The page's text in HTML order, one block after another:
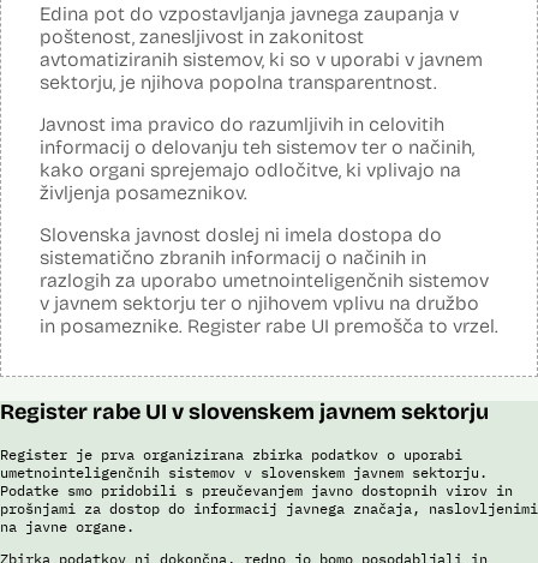
Posodobljeno: 3. december 2024
Sistem avtomatizirano zbira, obdeluje, presoja varnostna tveganja ter
posreduje podatke iz evidence potnikov, prijavljenih na let, in iz
evidence potnikov iz sistema rezervacij letalskih vozovnic. Po
Record) in API (Advanced Passenger Information) v primeru ujemanja
v evidencah policije, SIS in Interpola poda rezultat v obliki "zadetek oz.
ni zadetka" z navedbo sklopa evidenc, v katerih je prišlo do ujemanja,
ter navedbo, ali se ujemanje nanaša na podatke o osebi ali na
podatke o potovalnem dokumentu. V primeru ujemanja poda tudi
podatke, na podlagi katerih je prišlo do ujemanja med preverjenimi
podatki in ocenjevalnimi merili.
Ocenjevalna merila so oblikovana z analitično obdelavo podatkov, pri
čemer se oblikujejo indikatorji tveganja, ki predstavljajo posamezne
podatke, za katere je bilo pri analitični obdelavi ugotovljeno, da
predstavljajo specifične potovalne vzorce storilcev terorističnih in
omogočajo usmerjeno delo policije in drugih pristojnih organov na
na utemeljene razloge v posamičnem primeru posreduje podatke
rezervacij letalskih vozovnic oziroma rezultate njihove obdelave
drugim enotam policije.
Uslužbenci nacionalne enote za informacije o potnikih vsa ujemanja
pri avtomatizirani obdelavi podatkov ter varnostna tveganja
Edina pot do vzpostavljanja javnega zaupanja v
poštenost, zanesljivost in zakonitost
avtomatiziranih sistemov, ki so v uporabi v javnem
sektorju, je njihova popolna transparentnost.
Javnost ima pravico do razumljivih in celovitih
informacij o delovanju teh sistemov ter o načinih,
kako organi sprejemajo odločitve, ki vplivajo na
življenja posameznikov.
Slovenska javnost doslej ni imela dostopa do
sistematično zbranih informacij o načinih in
razlogih za uporabo umetnointeligenčnih sistemov
v javnem sektorju ter o njihovem vplivu na družbo
in posameznike. Register rabe UI premošča to vrzel.
Register rabe UI v slovenskem javnem sektorju
Register je prva organizirana zbirka podatkov o uporabi
umetnointeligenčnih sistemov v slovenskem javnem sektorju.
Podatke smo pridobili s preučevanjem javno dostopnih virov in
prošnjami za dostop do informacij javnega značaja, naslovljenimi
na javne organe.
Zbirka podatkov ni dokončna, redno jo bomo posodabljali in